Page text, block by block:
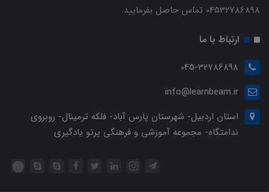
04532786898 تماس حاصل بفرمایید.
ارتباط با ما
045-32786898
info@learnbeam.ir
استان اردبیل- شهرستان پارس آباد- فلکه ترمینال- روبروی
ندامتگاه- مجموعه آموزشی و فرهنگی پرتو یادگیری